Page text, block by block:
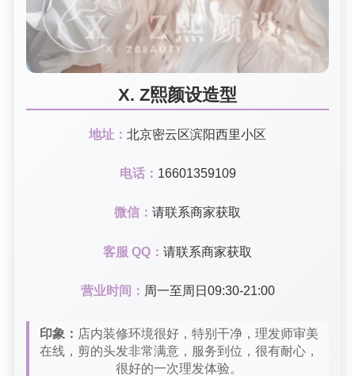
X. Z熙颜设造型
地址： 北京密云区滨阳西里小区
电话： 16601359109
微信： 请联系商家获取
客服 QQ： 请联系商家获取
营业时间： 周一至周日09:30-21:00
印象： 店内装修环境很好，特别干净，理发师审美
在线，剪的头发非常满意，服务到位，很有耐心，
很好的一次理发体验。